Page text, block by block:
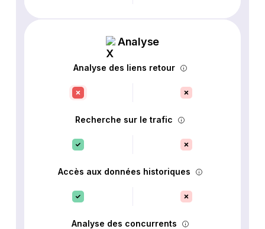
Analyse
Analyse des liens retour
Recherche sur le trafic
Accès aux données historiques
Analyse des concurrents